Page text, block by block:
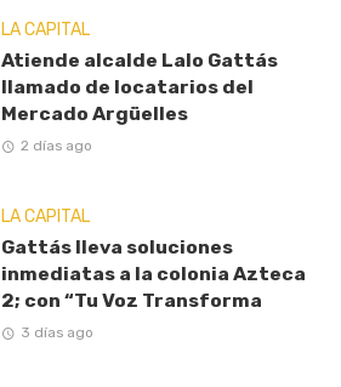
LA CAPITAL
Atiende alcalde Lalo Gattás
llamado de locatarios del
Mercado Argüelles
2 días ago
LA CAPITAL
Gattás lleva soluciones
inmediatas a la colonia Azteca
2; con “Tu Voz Transforma
3 días ago